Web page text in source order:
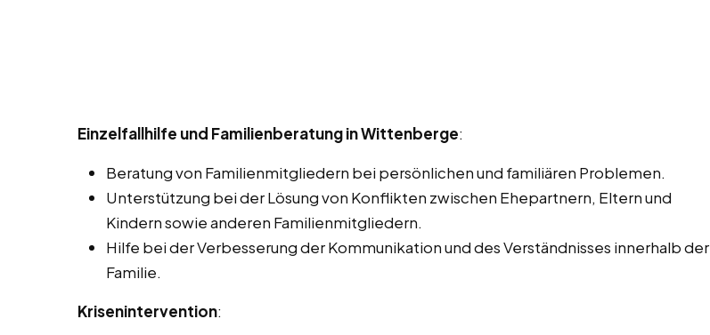
Einzelfallhilfe und Familienberatung in Wittenberge:
Beratung von Familienmitgliedern bei persönlichen und familiären Problemen.
Unterstützung bei der Lösung von Konflikten zwischen Ehepartnern, Eltern und
Kindern sowie anderen Familienmitgliedern.
Hilfe bei der Verbesserung der Kommunikation und des Verständnisses innerhalb der
Familie.
Krisenintervention: